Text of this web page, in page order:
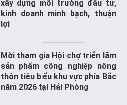
xây dựng môi trường đầu tư,
kinh doanh minh bạch, thuận
lợi
Mời tham gia Hội chợ triển lãm
sản phẩm công nghiệp nông
thôn tiêu biểu khu vực phía Bắc
năm 2026 tại Hải Phòng